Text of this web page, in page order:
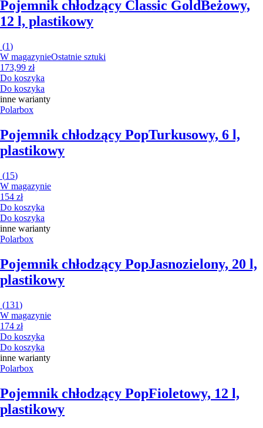
Pojemnik chłodzący Classic GoldBeżowy,
12 l, plastikowy
(1)
W magazynieOstatnie sztuki
173,99 zł
Do koszyka
Do koszyka
inne warianty
Polarbox
Pojemnik chłodzący PopTurkusowy, 6 l,
plastikowy
(15)
W magazynie
154 zł
Do koszyka
Do koszyka
inne warianty
Polarbox
Pojemnik chłodzący PopJasnozielony, 20 l,
plastikowy
(131)
W magazynie
174 zł
Do koszyka
Do koszyka
inne warianty
Polarbox
Pojemnik chłodzący PopFioletowy, 12 l,
plastikowy